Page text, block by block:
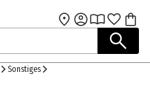
Zum Hauptinhalt
Sonstiges